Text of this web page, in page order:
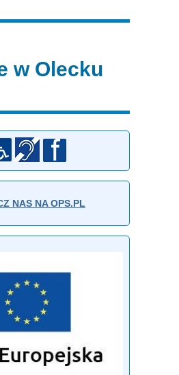
w Olecku
NAS NA OPS.PL